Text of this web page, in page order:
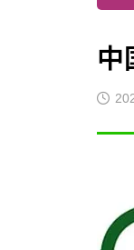
オ
｜小
中